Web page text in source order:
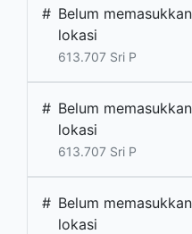
# Belum memasukkan
lokasi
613.707 Sri P
# Belum memasukkan
lokasi
613.707 Sri P
# Belum memasukkan
lokasi